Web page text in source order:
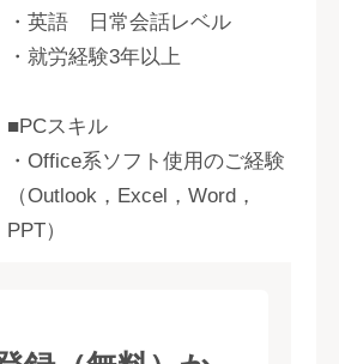
・英語 日常会話レベル
・就労経験3年以上
■PCスキル
・Office系ソフト使用のご経験
（Outlook，Excel，Word，
PPT）